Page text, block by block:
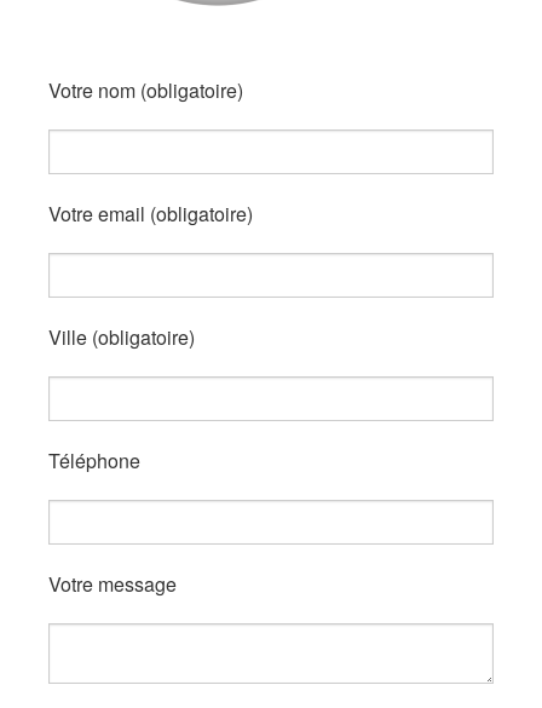
Votre nom (obligatoire)
Votre email (obligatoire)
Ville (obligatoire)
Téléphone
Votre message